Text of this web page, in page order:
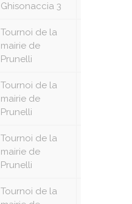
Ghisonaccia 3
Tournoi de la
mairie de
Prunelli
Tournoi de la
mairie de
Prunelli
Tournoi de la
mairie de
Prunelli
Tournoi de la